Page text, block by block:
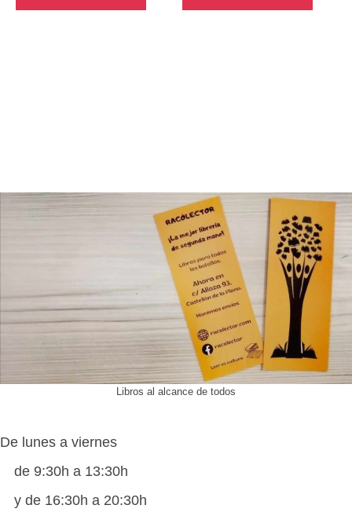
Libros al alcance de todos
De lunes a viernes
de 9:30h a 13:30h
y de 16:30h a 20:30h